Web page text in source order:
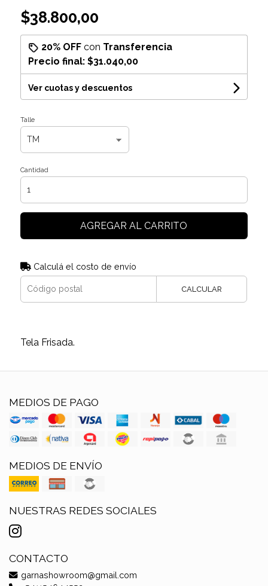
$38.800,00
20% OFFcon Transferencia
Precio final: $31.040,00
Ver cuotas y descuentos
Talle
Cantidad
AGREGAR AL CARRITO
Calculá el costo de envío
CALCULAR
Tela Frisada.
MEDIOS DE PAGO
MEDIOS DE ENVÍO
NUESTRAS REDES SOCIALES
CONTACTO
garnashowroom@gmail.com